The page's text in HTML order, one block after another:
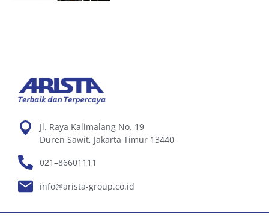
Jl. Raya Kalimalang No. 19
Duren Sawit, Jakarta Timur 13440
021–86601111
info@arista-group.co.id